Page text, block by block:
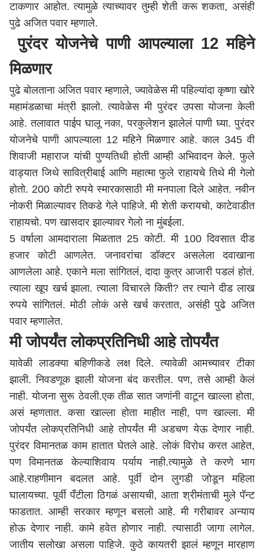
टाकणार आहोत. त्यामुळे त्याच्यावर तुम्ही शेती करू शकता, असंही
पुढे अजित पवार म्हणाले.
पुरंदर योजनेचे पाणी आपल्याला 12 महिने
मिळणार
पुढे बोलताना अजित पवार म्हणाले, ज्यावेळेस मी पहिल्यांदा कृष्णा खोरे
महामंडळाचा मंत्री झालो. त्यावेळेस मी पुरंदर उपसा योजना केली
आहे. तलावात पाईप घालू नका, परकुलेशन झालेलं पाणी घ्या. पुरंदर
योजनेचे पाणी आपल्याला 12 महिने मिळणार आहे. काल 345 वी
शिवाजी महाराज यांची पुण्यतिथी होती आम्ही अभिवादन केले. फुले
वाड्यात जिथे सावित्रीबाई आणि महात्मा फुले राहायचे तिथे मी गेलो
होतो. 200 कोटी रुपये स्मारकासाठी मी मनपाला दिले आहेत. नवीन
नोकरी मिळाल्यावर तिकडे गेले पाहिजे. मी शेती करायचो, काटेवाडीत
राहायचो. पण खासदार झाल्यावर गेलो ना मुंबईला.
5 वर्षाला आमदाराला मिळतात 25 कोटी. मी 100 दिवसात दीड
हजार कोटी आणलेत. जनावरांचा डॉक्टर असलेला दवाखाना
आणलेला आहे. एकाने मला सांगितलं, दादा कुत्र आजारी पडलं होतं.
त्याला खूप खर्च झाला. त्याला विचारले किती? तर त्याने दीड लाख
रुपये सांगितलं. मोठी लोकं असे खर्च करतात, असंही पुढे अजित
पवार म्हणालेत.
मी जोपर्यंत लोकप्रतिनिधी आहे तोपर्यंत
यावेळी लाडक्या बहिणीकडे लक्ष दिले. त्यावेळी आमच्यावर टीका
झाली. निवडणूक झाली योजना बंद करतील. पण, तसे आम्ही केलं
नाही. योजना सुरू ठेवली.एक तीळ सात जणांनी वाटून खाल्ला होता,
असं म्हणतात. कसा खाल्ला होता माहीत नाही, पण खाल्ला. मी
जोपर्यंत लोकप्रतिनिधी आहे तोपर्यंत मी अडचण येऊ देणार नाही.
पुरंदर विमानतळ काम हातात घेतले आहे. लोकं विरोध करत आहेत,
पण विमानतळ केल्याशिवाय पर्याय नाही.त्यामुळे ते करणे भाग
आहे.राहणीमान बदलत आहे. पूर्वी दोन लुगडी जोडून महिला
घालायच्या. पूर्वी पँटीला ठिगळं असायची, आता श्रीमंताची मुले पॅन्ट
फाडतात. आम्ही सरकार म्हणून बसलो आहे. मी गरीबावर अन्याय
होऊ देणार नाही. कामे हवेत होणार नाही. त्यासाठी जागा लागेल.
जातीय सलोखा असला पाहिजे. कुठे कायतरी झालं म्हणून मारहाण